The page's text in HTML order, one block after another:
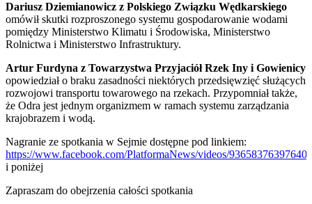
Dariusz Dziemianowicz z Polskiego Związku Wędkarskiego
omówił skutki rozproszonego systemu gospodarowanie wodami
pomiędzy Ministerstwo Klimatu i Środowiska, Ministerstwo
Rolnictwa i Ministerstwo Infrastruktury.
Artur Furdyna z Towarzystwa Przyjaciół Rzek Iny i Gowienicy
opowiedział o braku zasadności niektórych przedsięwzięć służących
rozwojowi transportu towarowego na rzekach. Przypomniał także,
że Odra jest jednym organizmem w ramach systemu zarządzania
krajobrazem i wodą.
Nagranie ze spotkania w Sejmie dostępne pod linkiem:
https://www.facebook.com/PlatformaNews/videos/
i poniżej
Zapraszam do obejrzenia całości spotkania